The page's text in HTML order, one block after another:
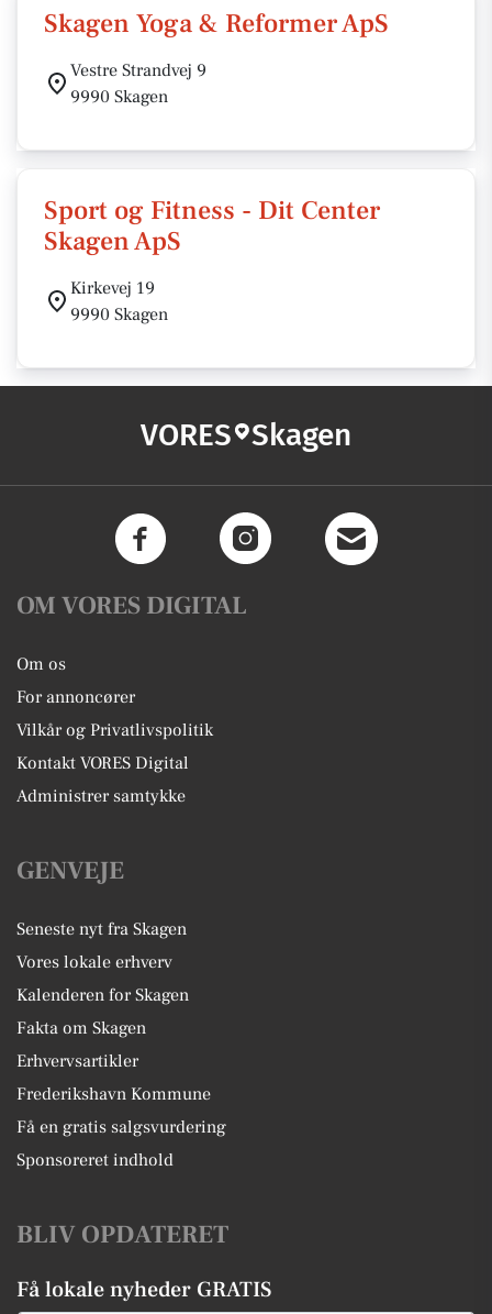
Skagen Yoga & Reformer ApS
Vestre Strandvej 9
9990 Skagen
Sport og Fitness - Dit Center
Skagen ApS
Kirkevej 19
9990 Skagen
VORES Skagen
OM VORES DIGITAL
Om os
For annoncører
Vilkår og Privatlivspolitik
Kontakt VORES Digital
Administrer samtykke
GENVEJE
Seneste nyt fra Skagen
Vores lokale erhverv
Kalenderen for Skagen
Fakta om Skagen
Erhvervsartikler
Frederikshavn Kommune
Få en gratis salgsvurdering
Sponsoreret indhold
BLIV OPDATERET
Få lokale nyheder GRATIS